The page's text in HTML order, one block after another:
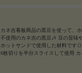
❤️と思っています。 ❤️作り手さん
います😃 美味しかったです😆🎵🎵
に安心、安全なおやつを #カネ吉 #
ネ吉の黒豆 #カネ吉の黒豆アレンジ
カネ吉看板商品の黒豆を使って、
不使用のカネ吉の黒豆🎶 豆の旨味
ホットサンドで使用した材料です
6枚切りを半分スライスして使用